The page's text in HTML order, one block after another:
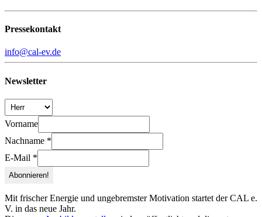
Pressekontakt
info@cal-ev.de
Newsletter
Vorname
Nachname *
E-Mail *
Mit frischer Energie und ungebremster Motivation startet der CAL e.
V. in das neue Jahr.